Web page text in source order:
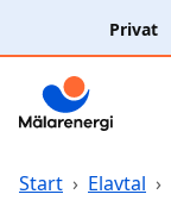
Privat
Elavtal
Elnät
Start › Elavtal ›